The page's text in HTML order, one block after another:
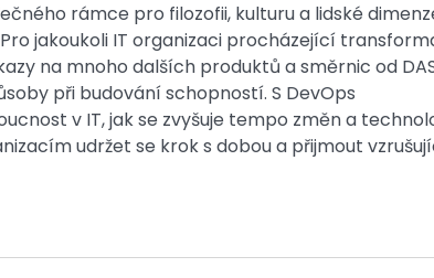
rámce pro filozofii, kulturu a lidské
jakoukoli IT organizaci procházející
na mnoho dalších produktů a směrnic od
při budování schopností. S DevOps
v IT, jak se zvyšuje tempo změn a
udržet se krok s dobou a přijmout